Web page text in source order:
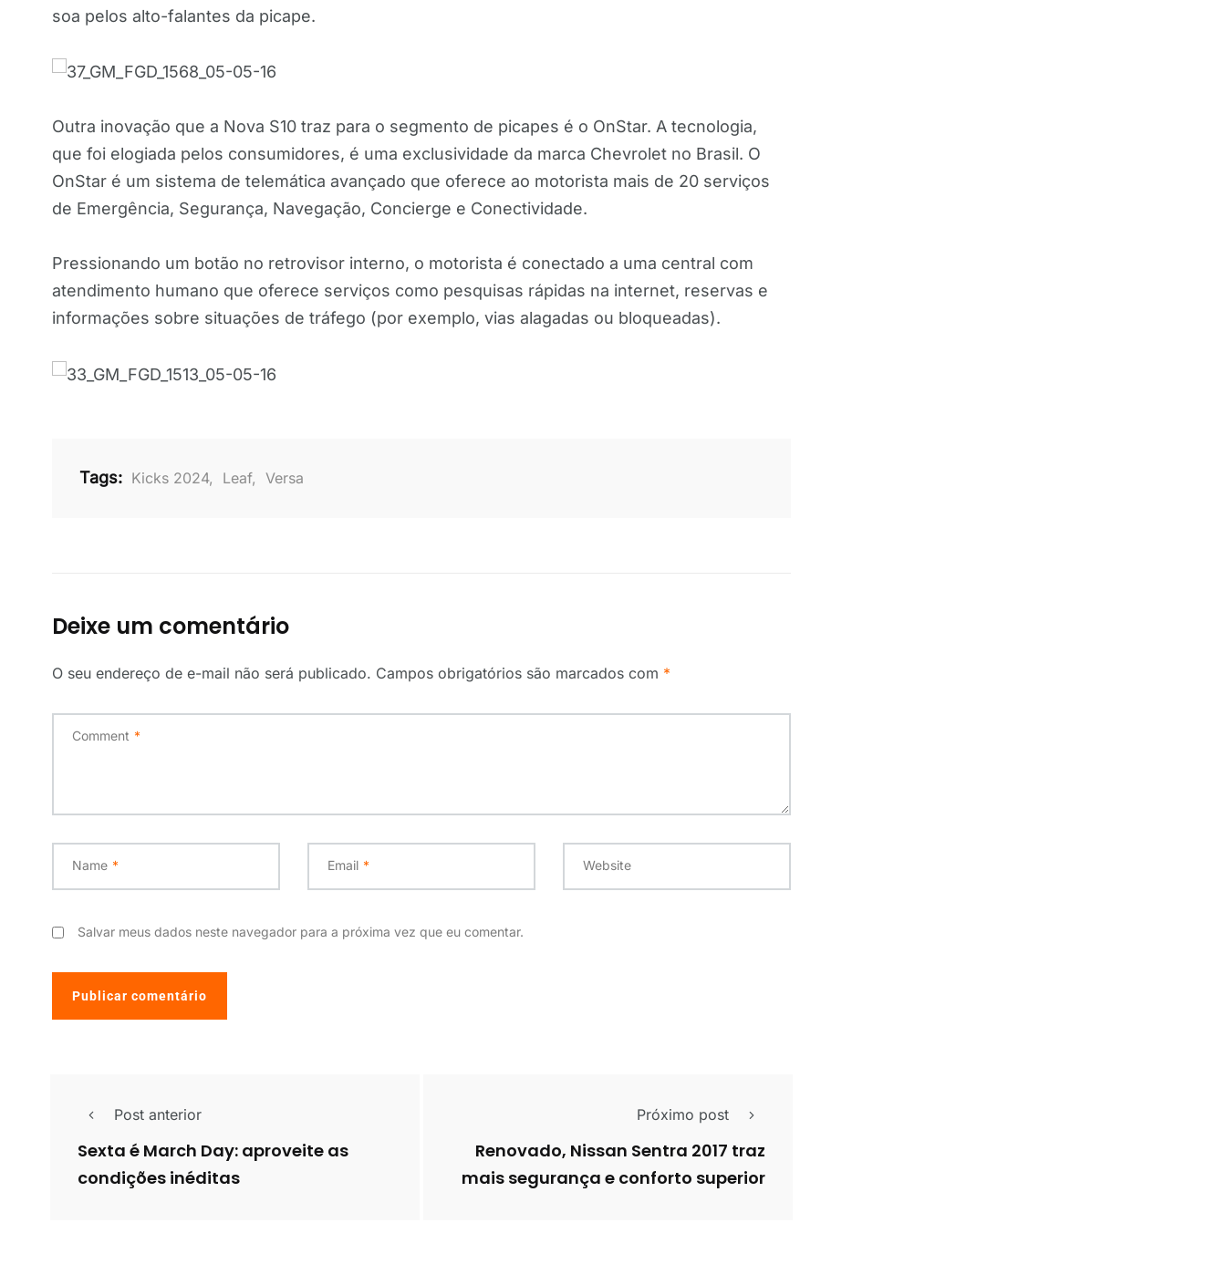
soa pelos alto-falantes da picape.
Outra inovação que a Nova S10 traz para o segmento de picapes é o OnStar. A tecnologia,
que foi elogiada pelos consumidores, é uma exclusividade da marca Chevrolet no Brasil. O
OnStar é um sistema de telemática avançado que oferece ao motorista mais de 20 serviços
de Emergência, Segurança, Navegação, Concierge e Conectividade.
Pressionando um botão no retrovisor interno, o motorista é conectado a uma central com
atendimento humano que oferece serviços como pesquisas rápidas na internet, reservas e
informações sobre situações de tráfego (por exemplo, vias alagadas ou bloqueadas).
Tags: Kicks 2024, Leaf, Versa
Deixe um comentário
O seu endereço de e-mail não será publicado. Campos obrigatórios são marcados com *
Comment *
Name * Email * Website
Salvar meus dados neste navegador para a próxima vez que eu comentar.
Post anterior
Sexta é March Day: aproveite as
condições inéditas
Próximo post
Renovado, Nissan Sentra 2017 traz
mais segurança e conforto superior